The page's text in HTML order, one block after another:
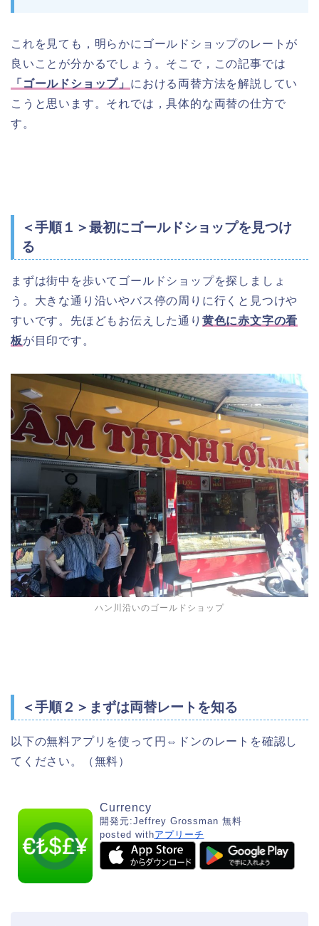
これを見ても，明らかにゴールドショップのレートが
良いことが分かるでしょう。そこで，この記事では
「ゴールドショップ」 における両替方法を解説してい
こうと思います。それでは，具体的な両替の仕方で
す。
＜手順１＞最初にゴールドショップを見つけ
る
まずは街中を歩いてゴールドショップを探しましょ
う。大きな通り沿いやバス停の周りに行くと見つけや
すいです。先ほどもお伝えした通り 黄色に赤文字の看
板が目印です。
ハン川沿いのゴールドショップ
＜手順２＞まずは両替レートを知る
以下の無料アプリを使って円⇔ドンのレートを確認し
てください。（無料）
Currency
開発元:Jeffrey Grossman 無料
posted withアプリーチ